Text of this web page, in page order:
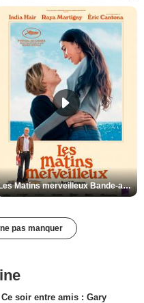
Les Matins merveilleux Bande-annonce VF
pas manquer
Ce soir entre amis : Gary